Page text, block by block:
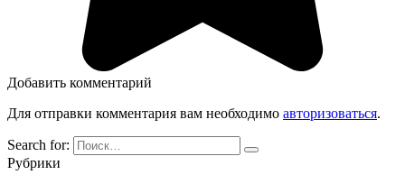
Добавить комментарий
Для отправки комментария вам необходимо авторизоваться.
Search for:
Рубрики